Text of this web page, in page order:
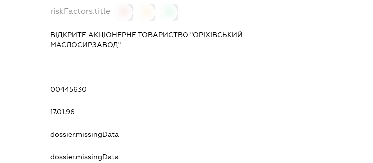
riskFactors.title
ВІДКРИТЕ АКЦІОНЕРНЕ ТОВАРИСТВО "ОРІХІВСЬКИЙ
МАСЛОСИРЗАВОД"
-
00445630
17.01.96
dossier.missingData
dossier.missingData